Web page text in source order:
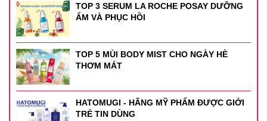
TOP 3 SERUM LA ROCHE POSAY DƯỠNG
ẨM VÀ PHỤC HỒI
TOP 5 MÙI BODY MIST CHO NGÀY HÈ
THƠM MÁT
HATOMUGI - HÃNG MỸ PHẨM ĐƯỢC GIỚI
TRẺ TIN DÙNG